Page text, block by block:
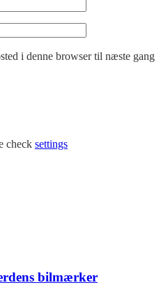
i denne browser til næste gang
check settings
bilmærker